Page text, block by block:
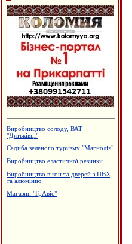
Турецька баня, сауна "Магнолія"
Р.Думанський
Готельний комплекс "Вербіж"
Готель "Велес"